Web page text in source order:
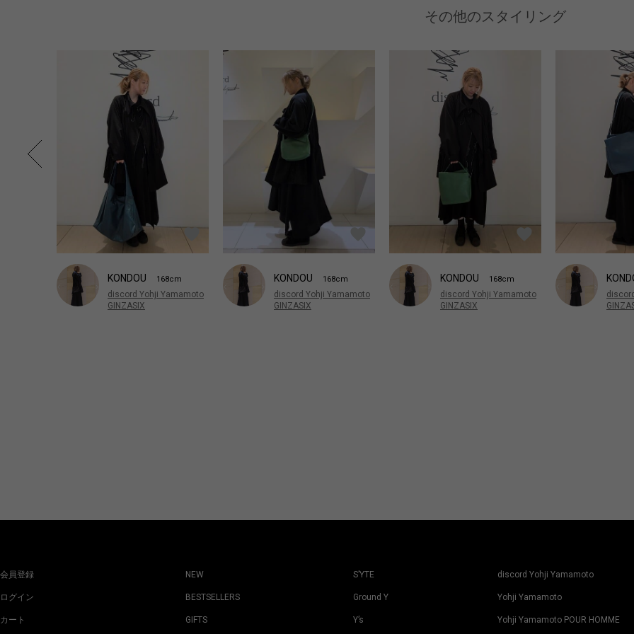
その他のスタイリング
KONDOU 168cm
discord Yohji Yamamoto
GINZASIX
KONDOU 168cm
discord Yohji Yamamoto
GINZASIX
KONDOU 168cm
discord Yohji Yamamoto
GINZASIX
会員登録
ログイン
カート
NEW
BESTSELLERS
GIFTS
S’YTE
Ground Y
Y’s
discord Yohji Yamamoto
Yohji Yamamoto
Yohji Yamamoto POUR HOMME